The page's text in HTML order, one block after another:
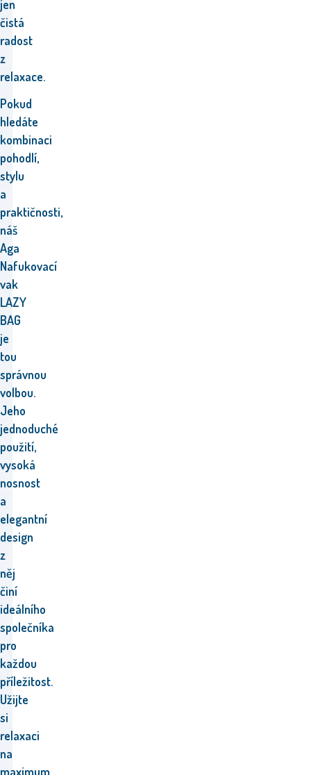
jen
čistá
radost
z
relaxace.
Pokud
hledáte
kombinaci
pohodlí,
stylu
a
praktičnosti,
náš
Aga
Nafukovací
vak
LAZY
BAG
je
tou
správnou
volbou.
Jeho
jednoduché
použití,
vysoká
nosnost
a
elegantní
design
z
něj
činí
ideálního
společníka
pro
každou
příležitost.
Užijte
si
relaxaci
na
maximum